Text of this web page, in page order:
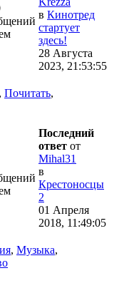
в Кинотред
стартует
здесь!
28 Августа
2023, 21:53:55
, Почитать,
Последний
ответ от
Mihal31
в
Крестоносцы
2
01 Апреля
2018, 11:49:05
, Музыка,